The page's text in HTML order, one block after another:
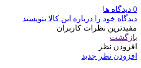
0 دیدگاه ها
دیدگاه خود را درباره این کالا بنویسید
مفیدترین نظرات کاربران
بازگشت
افزودن نظر
افزودن نظر جدید